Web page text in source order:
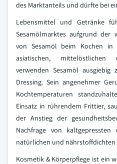
des Marktanteils und dürfte bei
Lebensmittel und Getränke
Sesamölmarktes aufgrund der
von Sesamöl beim Kochen in
asiatischen,
verwenden Sesamöl
Dressing. Sein angenehmer
Kochtemperaturen
Einsatz in rührendem Frittier,
der Anstieg der
Nachfrage von
natürlichen und nährstoffdichten
Kosmetik & Körperpflege ist ein